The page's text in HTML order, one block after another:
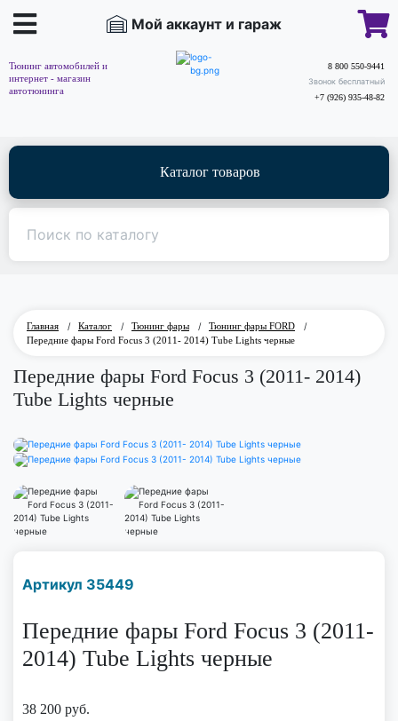
Мой аккаунт и гараж
Тюнинг автомобилей и
интернет - магазин
автотюнинга
8 800 550-9441
Звонок бесплатный
+7 (926) 935-48-82
Каталог товаров
Главная / Каталог / Тюнинг фары / Тюнинг фары FORD
/
Передние фары Ford Focus 3 (2011- 2014) Tube Lights черные
Передние фары Ford Focus 3 (2011- 2014)
Tube Lights черные
Артикул 35449
Передние фары Ford Focus 3 (2011-
2014) Tube Lights черные
38 200 руб.